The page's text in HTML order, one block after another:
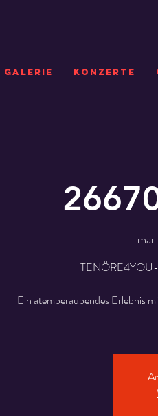
GALERIE KONZERTE
Ein atemberaubendes Erlebnis